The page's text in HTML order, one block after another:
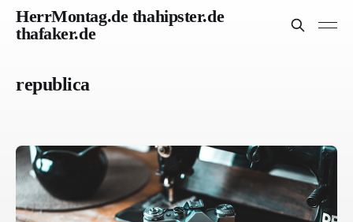
HerrMontag.de thahipster.de
thafaker.de
republica